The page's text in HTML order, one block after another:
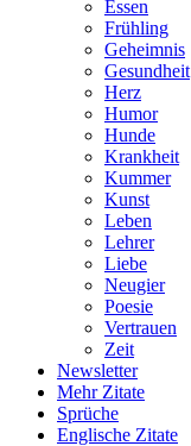
Essen
Frühling
Geheimnis
Gesundheit
Herz
Humor
Hunde
Krankheit
Kummer
Kunst
Leben
Lehrer
Liebe
Neugier
Poesie
Vertrauen
Zeit
Newsletter
Mehr Zitate
Sprüche
Englische Zitate